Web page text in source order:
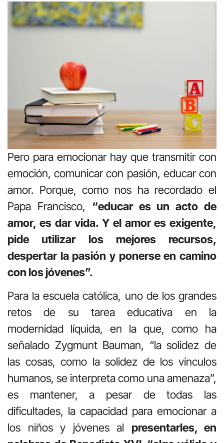
Pero para emocionar hay que transmitir con
emoción, comunicar con pasión, educar con
amor. Porque, como nos ha recordado el
Papa Francisco, “educar es un acto de
amor, es dar vida. Y el amor es exigente,
pide utilizar los mejores recursos,
despertar la pasión y ponerse en camino
con los jóvenes”.
Para la escuela católica, uno de los grandes
retos de su tarea educativa en la
modernidad líquida, en la que, como ha
señalado Zygmunt Bauman, “la solidez de
las cosas, como la solidez de los vínculos
humanos, se interpreta como una amenaza”,
es mantener, a pesar de todas las
dificultades, la capacidad para emocionar a
los niños y jóvenes al presentarles, en